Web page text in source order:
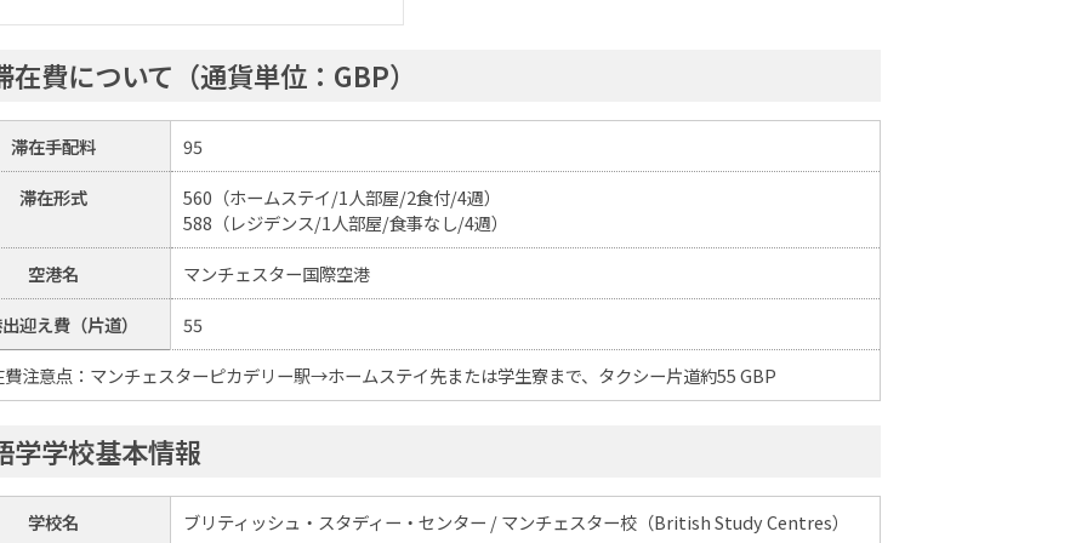
在費について（通貨単位：GBP）
滞在手配料
95
滞在形式
560（ホームステイ/1人部屋/2食付/4週）
588（レジデンス/1人部屋/食事なし/4週）
空港名
マンチェスター国際空港
迎え費（片道）
55
注意点：マンチェスターピカデリー駅→ホームステイ先または学生寮まで、タクシー片道約55 GBP
学学校基本情報
学校名 ブリティッシュ・スタディー・センター / マンチェスター校（British Study Centres）